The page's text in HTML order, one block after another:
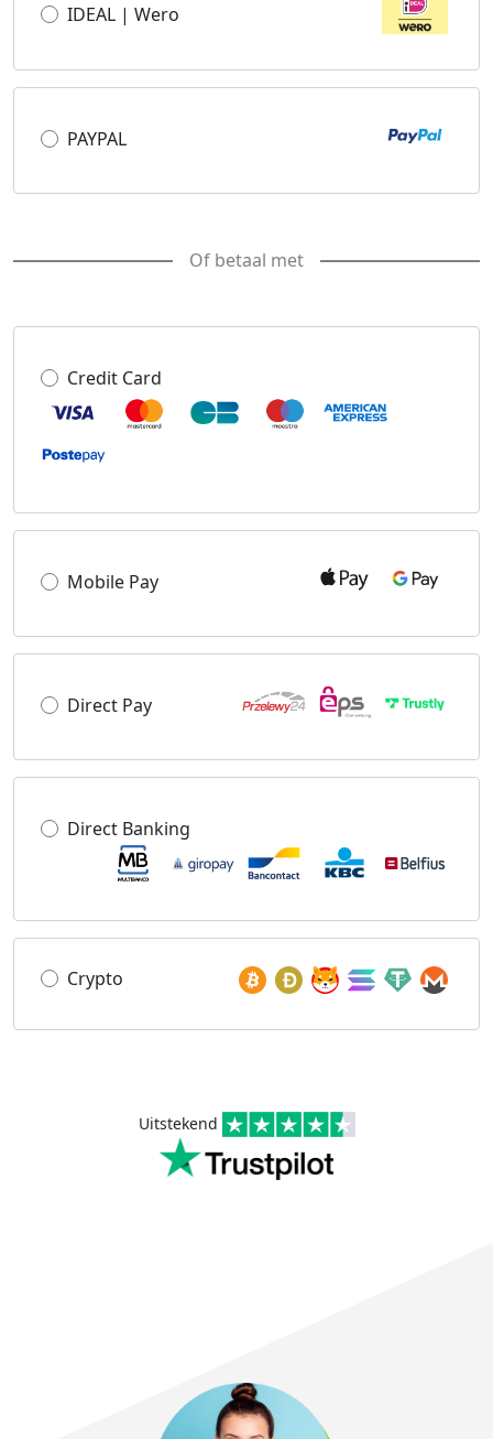
IDEAL | Wero
PAYPAL
Of betaal met
Credit Card
Mobile Pay
Direct Pay
Direct Banking
Crypto
Uitstekend